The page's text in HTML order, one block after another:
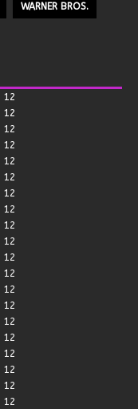
WARNER BROS.
12
12
12
12
12
12
12
12
12
12
12
12
12
12
12
12
12
12
12
12